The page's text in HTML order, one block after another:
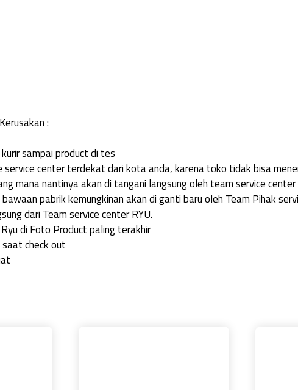
:
sampai product di tes
service center terdekat dari kota anda, karena toko tidak bisa
mana nantinya akan di tangani langsung oleh team service
pabrik kemungkinan akan di ganti baru oleh Team Pihak
dari Team service center RYU.
di Foto Product paling terakhir
check out